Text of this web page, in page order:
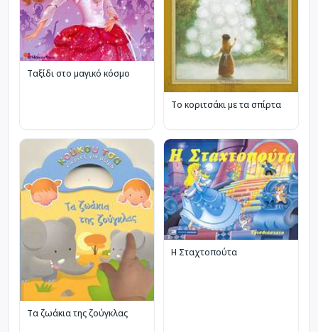
Ταξίδι στο μαγικό κόσμο
Το κοριτσάκι με τα σπίρτα
Τα ζωάκια της ζούγκλας
Η Σταχτοπούτα